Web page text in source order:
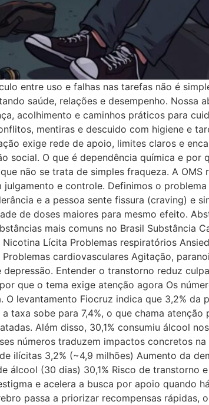
entre uso e falhas nas tarefas não é
saúde, relações e desempenho. Nossa
acolhimento e caminhos práticos para
mentiras e descuido com higiene e
exige rede de apoio, limites claros e
social. O que é dependência química e por
não se trata de simples fraqueza. A OMS
e controle. Definimos o
e a pessoa sente fissura (craving) e
de doses maiores para mesmo efeito.
mais comuns no Brasil Substância
Lícita Problemas respiratórios
cardiovasculares Agitação,
Entender o transtorno reduz
que o tema exige atenção agora Os
O levantamento Fiocruz indica que 3,2%
taxa sobe para 7,4%, o que chama
Além disso, 30,1% consumiu álcool
números traduzem impactos concretos
ilícitas 3,2% (~4,9 milhões) Aumento da
álcool (30 dias) 30,1% Risco de transtorno
e acelera a busca por apoio quando
passa a priorizar recompensas rápidas,